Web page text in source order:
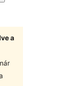
a